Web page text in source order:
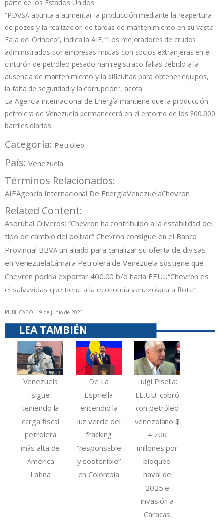
parte de los Estados Unidos.
“PDVSA apunta a aumentar la producción mediante la reapertura
de pozos y la realización de tareas de mantenimiento en su vasta
Faja del Orinoco”, indica la AIE. “Los mejoradores de crudos
administrados por empresas mixtas con socios extranjeras en el
cinturón de petróleo pesado han registrado fallas debido a la
ausencia de mantenimiento y la dificultad para obtener equipos,
la falta de seguridad y la corrupción”, acota.
La Agencia internacional de Energía mantiene que la producción
petrolera de Venezuela permanecerá en el entorno de los 800.000
barriles diarios.
Categoría: Petróleo
País: Venezuela
Términos Relacionados:
AIEAgencia Internacional De EnergíaVenezuelaChevron
Related Content:
Asdrúbal Oliveros: “Chevron ha contribuido a la estabilidad del
tipo de cambio del bolívar” Chevron consigue en el Banco
Provincial BBVA un aliado para canalizar su oferta de divisas
en VenezuelaCámara Petrolera de Venezuela sostiene que
Chevron podría exportar 400.00 b/d hacia EEUU“Chevron es
el salvavidas que tiene a la economía venezolana a flote”
PUBLICADO: 19 de junio de 2023
LEA TAMBIÉN
Venezuela
sigue
teniendo la
carga fiscal
petrolera
más alta de
América
Latina
De La
Espriella
encendió la
luz verde del
fracking
“responsable
y sostenible”
en Colombia
Luigi Pisella:
EE.UU. cobró
con petróleo
venezolano $
4.700
millones por
bloqueo
naval de
2025 e
invasión a
Caracas